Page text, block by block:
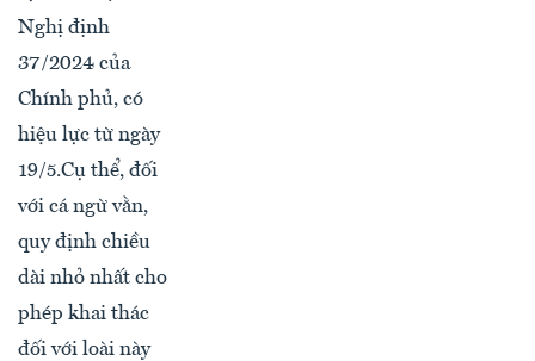
Nghị định
37/2024 của
Chính phủ, có
hiệu lực từ ngày
19/5.Cụ thể, đối
với cá ngừ vằn,
quy định chiều
dài nhỏ nhất cho
phép khai thác
đối với loài này